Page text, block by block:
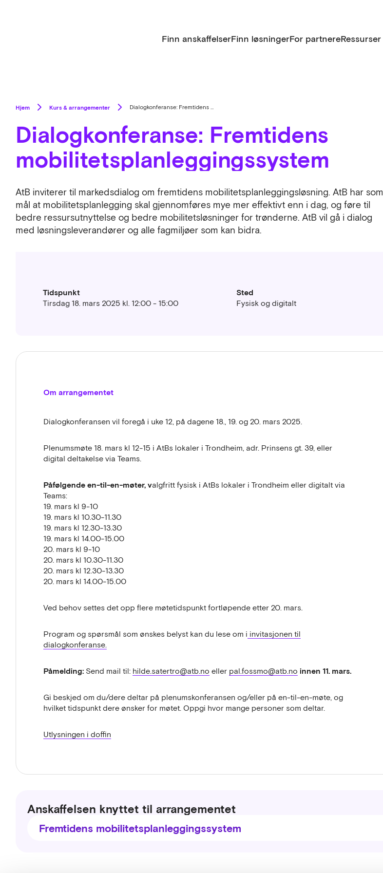
Finn anskaffelserFinn løsningerFor partnereRessurser
Hjem Kurs & arrangementer Dialogkonferanse: Fremtidens mobilitetsplanleggingssystem
Dialogkonferanse: Fremtidens
mobilitetsplanleggingssystem
AtB inviterer til markedsdialog om fremtidens mobilitetsplanleggingsløsning. AtB har som
mål at mobilitetsplanlegging skal gjennomføres mye mer effektivt enn i dag, og føre til
bedre ressursutnyttelse og bedre mobilitetsløsninger for trønderne. AtB vil gå i dialog
med løsningsleverandører og alle fagmiljøer som kan bidra.
Tidspunkt
Tirsdag 18. mars 2025 kl. 12:00 - 15:00
Sted
Fysisk og digitalt
Om arrangementet
Dialogkonferansen vil foregå i uke 12, på dagene 18., 19. og 20. mars 2025.
Plenumsmøte 18. mars kl 12-15 i AtBs lokaler i Trondheim, adr. Prinsens gt. 39, eller
digital deltakelse via Teams.
Påfølgende en-til-en-møter, valgfritt fysisk i AtBs lokaler i Trondheim eller digitalt via
Teams:
19. mars kl 9-10
19. mars kl 10.30-11.30
19. mars kl 12.30-13.30
19. mars kl 14.00-15.00
20. mars kl 9-10
20. mars kl 10.30-11.30
20. mars kl 12.30-13.30
20. mars kl 14.00-15.00
Ved behov settes det opp flere møtetidspunkt fortløpende etter 20. mars.
Program og spørsmål som ønskes belyst kan du lese om i invitasjonen til
dialogkonferanse.
Påmelding:Send mail til: hilde.satertro@atb.no eller pal.fossmo@atb.no innen 11. mars.
Gi beskjed om du/dere deltar på plenumskonferansen og/eller på en-til-en-møte, og
hvilket tidspunkt dere ønsker for møtet. Oppgi hvor mange personer som deltar.
Utlysningen i doffin
Anskaffelsen knyttet til arrangementet
Fremtidens mobilitetsplanleggingssystem